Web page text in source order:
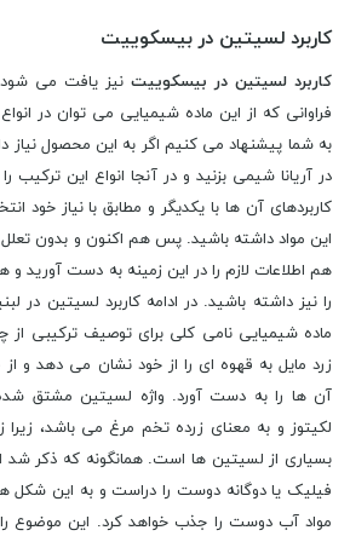
کاربرد لسیتین در بیسکوییت
کاربرد لسیتین در بیسکوییت نیز یافت می
فراوانی که از این ماده شیمیایی می توان در
به شما پیشنهاد می کنیم اگر به این محصول نیاز
در آریانا شیمی بزنید و در آنجا انواع این ترکیب
کاربردهای آن ها با یکدیگر و مطابق با نیاز خود
این مواد داشته باشید. پس هم اکنون و بدون
هم اطلاعات لازم را در این زمینه به دست آورید
را نیز داشته باشید. در ادامه کاربرد لسیتین در
ماده شیمیایی نامی کلی برای توصیف ترکیبی از
زرد مایل به قهوه ای را از خود نشان می دهد و از
آن ها را به دست آورد. واژه لسیتین مشتق شده
لکیتوز و به معنای زرده تخم مرغ می باشد، زیرا
بسیاری از لسیتین ها است. همانگونه که ذکر
فیلیک یا دوگانه دوست را دراست و به این
مواد آب دوست را جذب خواهد کرد. این موضوع را